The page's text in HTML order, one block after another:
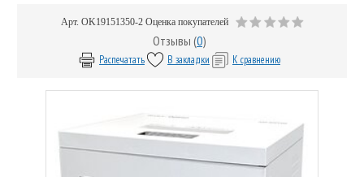
Арт. OK19151350-2 Оценка покупателей
Отзывы (0)
Распечатать В закладки К сравнению